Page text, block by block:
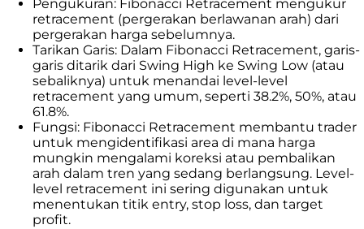
Pengukuran: Fibonacci Retracement mengukur
retracement (pergerakan berlawanan arah) dari
pergerakan harga sebelumnya.
Tarikan Garis: Dalam Fibonacci Retracement, garis-
garis ditarik dari Swing High ke Swing Low (atau
sebaliknya) untuk menandai level-level
retracement yang umum, seperti 38.2%, 50%, atau
61.8%.
Fungsi: Fibonacci Retracement membantu trader
untuk mengidentifikasi area di mana harga
mungkin mengalami koreksi atau pembalikan
arah dalam tren yang sedang berlangsung. Level-
level retracement ini sering digunakan untuk
menentukan titik entry, stop loss, dan target
profit.